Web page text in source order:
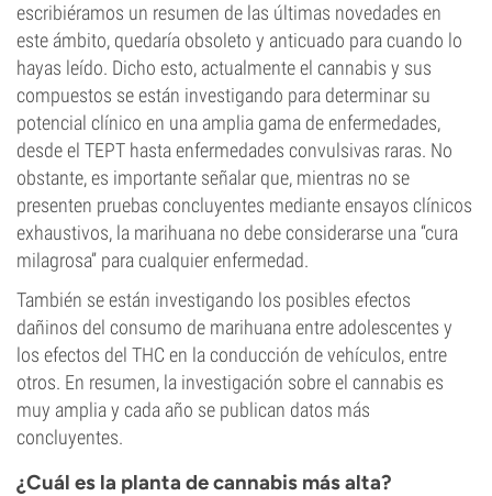
escribiéramos un resumen de las últimas novedades en
este ámbito, quedaría obsoleto y anticuado para cuando lo
hayas leído. Dicho esto, actualmente el cannabis y sus
compuestos se están investigando para determinar su
potencial clínico en una amplia gama de enfermedades,
desde el TEPT hasta enfermedades convulsivas raras. No
obstante, es importante señalar que, mientras no se
presenten pruebas concluyentes mediante ensayos clínicos
exhaustivos, la marihuana no debe considerarse una “cura
milagrosa” para cualquier enfermedad.
También se están investigando los posibles efectos
dañinos del consumo de marihuana entre adolescentes y
los efectos del THC en la conducción de vehículos, entre
otros. En resumen, la investigación sobre el cannabis es
muy amplia y cada año se publican datos más
concluyentes.
¿Cuál es la planta de cannabis más alta?